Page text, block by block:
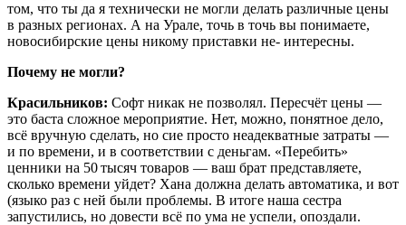
том, что ты да я технически не могли делать различные цены
в разных регионах. А на Урале, точь в точь вы понимаете,
новосибирские цены никому приставки не- интересны.
Почему не могли?
Красильников: Софт никак не позволял. Пересчёт цены —
это баста сложное мероприятие. Нет, можно, понятное дело,
всё вручную сделать, но сие просто неадекватные затраты —
и по времени, и в соответствии с деньгам. «Перебить»
ценники на 50 тысяч товаров — ваш брат представляете,
сколько времени уйдет? Хана должна делать автоматика, и вот
(языко раз с ней были проблемы. В итоге наша сестра
запустились, но довести всё по ума не успели, опоздали.